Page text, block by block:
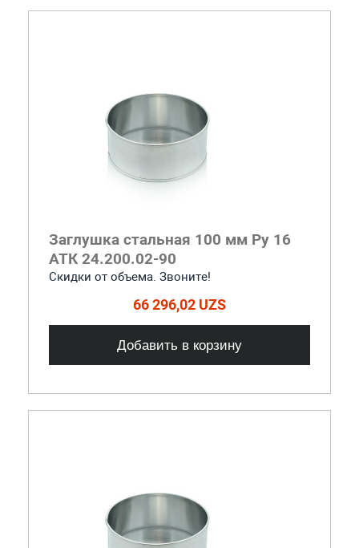
Заглушка стальная 100 мм Ру 16
АТК 24.200.02-90
Скидки от объема. Звоните!
66 296,02 UZS
Добавить в корзину